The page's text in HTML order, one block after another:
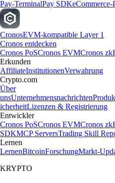
Pay-TerminalPay SDKeCommerce-
CronosEVM-kompatible Layer 1
Cronos entdecken
Cronos PoSCronos EVMCronos
Erkunden
AffiliateInstitutionenVerwahrung
Crypto.com
Über
unsUnternehmensnachrichten
icherheitLizenzen & Registrierung
Entwickler
Cronos PoSCronos EVMCronos
SDKMCP ServersTrading Skill
Lernen
LernenBitcoinForschungMarkt-
KRYPTO